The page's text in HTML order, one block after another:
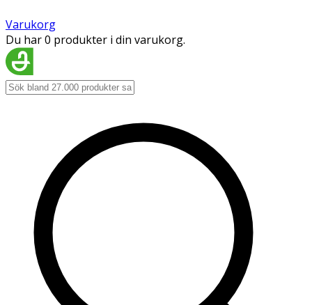
Varukorg
Du har 0 produkter i din varukorg.